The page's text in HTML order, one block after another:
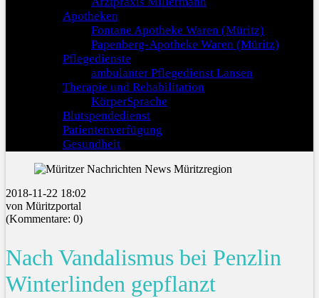
Apotheken
Fontane Apotheke Waren (Müritz)
Papenberg-Apotheke Waren (Müritz)
Pflegedienste
ambulanter Pflegedienst Lansen
Therapie und Rehabilitation
KörperSprache
Blutspendedienst
Patientenverfügung
Gesundheit
2018-11-22 18:02
von Müritzportal
(Kommentare: 0)
Nach Vandalismus bei Penzlin
Winterlinden gepflanzt